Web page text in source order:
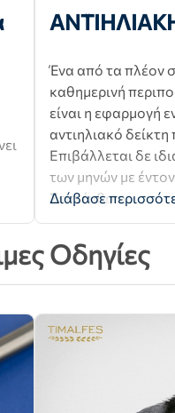
Ένα από τα πλέον
καθημερινή
είναι η εφαρμογή
αντιηλιακό
Επιβάλλεται δε
των μηνών με
Σεπτέμβριο.
Διάβασε
Οδηγίες